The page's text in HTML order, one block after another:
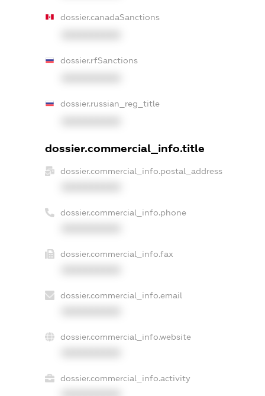
dossier.canadaSanctions
dossier.rfSanctions
dossier.russian_reg_title
dossier.commercial_info.title
dossier.commercial_info.postal_address
dossier.commercial_info.phone
dossier.commercial_info.fax
dossier.commercial_info.email
dossier.commercial_info.website
dossier.commercial_info.activity